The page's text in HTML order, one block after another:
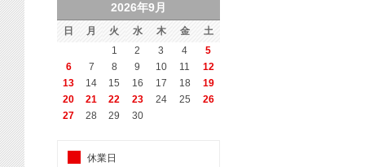
2026年9月
日 月 火 水 木 金
土
1
2 3 4
5
6
7 8 9 10 11
12
13
14 15 16 17 18
19
20
21 22 23 24 25
26
27
28 29 30
休業日